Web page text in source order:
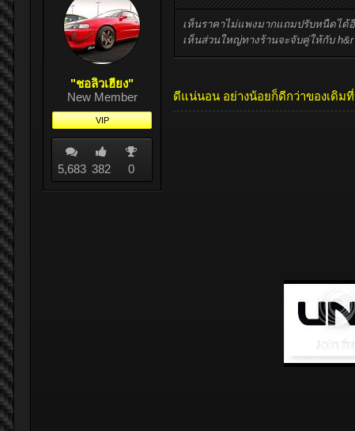
"ชอลิ้วเฮียง"
New Member
VIP
5,683 382 0
เห็นราคาไม่แพงมากแถมปรับหนืดได้
เห็นส่วนใหญ่ทางร้านจะจับคู่ให้กับ
ดีแน่นอน อย่างน้อยก็ดีกว่าของเดิม